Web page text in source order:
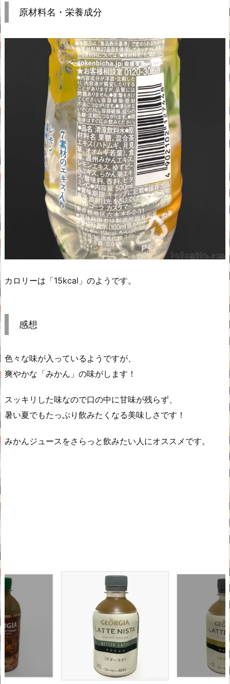
原材料名・栄養成分
カロリーは「15kcal」のようです。
感想
色々な味が入っているようですが、
爽やかな「みかん」の味がします！
スッキリした味なので口の中に甘味が残らず、
暑い夏でもたっぷり飲みたくなる美味しさです！
みかんジュースをさらっと飲みたい人にオススメです。